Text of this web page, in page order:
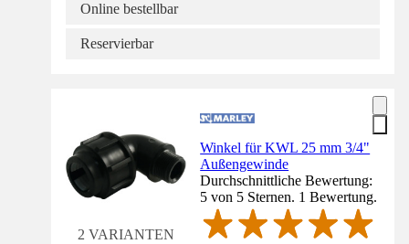
Online bestellbar
Reservierbar
2 VARIANTEN
Winkel für KWL 25 mm 3/4"
Außengewinde
Durchschnittliche Bewertung:
5 von 5 Sternen. 1 Bewertung.